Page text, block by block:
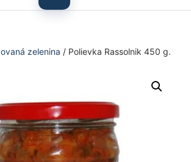
menu
zelenina / Polievka Rassolnik 450 g.